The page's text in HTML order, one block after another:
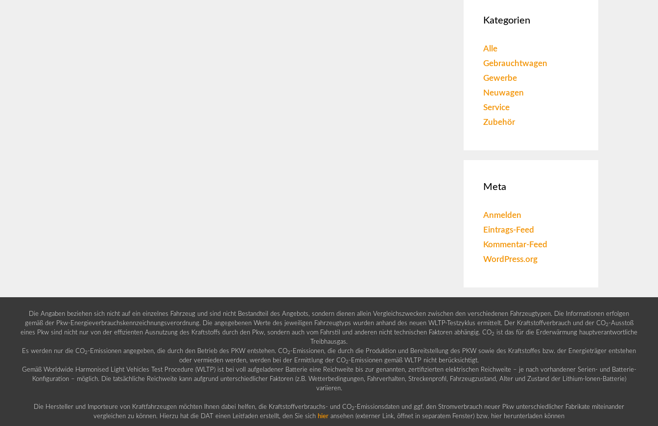
Kategorien
Alle
Gebrauchtwagen
Gewerbe
Neuwagen
Service
Zubehör
Meta
Anmelden
Eintrags-Feed
Kommentar-Feed
WordPress.org
Die Angaben beziehen sich nicht auf ein einzelnes Fahrzeug und sind nicht Bestandteil des Angebots, sondern dienen allein Vergleichszwecken zwischen den verschiedenen Fahrzeugtypen. Die Informationen erfolgen
gemäß der Pkw-Energieverbrauchskennzeichnungsverordnung. Die angegebenen Werte des jeweiligen Fahrzeugtyps wurden anhand des neuen WLTP-Testzyklus ermittelt. Der Kraftstoffverbrauch und der CO2 -Ausstoß
eines Pkw sind nicht nur von der effizienten Ausnutzung des Kraftstoffs durch den Pkw, sondern auch vom Fahrstil und anderen nicht technischen Faktoren abhängig. CO2 ist das für die Erderwärmung hauptverantwortliche
Treibhausgas.
Es werden nur die CO2 -Emissionen angegeben, die durch den Betrieb des PKW entstehen. CO2 -Emissionen, die durch die Produktion und Bereitstellung des PKW sowie des Kraftstoffes bzw. der Energieträger entstehen
oder vermieden werden, werden bei der Ermittlung der CO2 -Emissionen gemäß WLTP nicht berücksichtigt.
Gemäß Worldwide Harmonised Light Vehicles Test Procedure (WLTP) ist bei voll aufgeladener Batterie eine Reichweite bis zur genannten, zertifizierten elektrischen Reichweite – je nach vorhandener Serien- und Batterie-
Konfiguration – möglich. Die tatsächliche Reichweite kann aufgrund unterschiedlicher Faktoren (z.B. Wetterbedingungen, Fahrverhalten, Streckenprofil, Fahrzeugzustand, Alter und Zustand der Lithium-Ionen-Batterie)
variieren.
Die Hersteller und Importeure von Kraftfahrzeugen möchten Ihnen dabei helfen, die Kraftstoffverbrauchs- und CO2 -Emissionsdaten und ggf. den Stromverbrauch neuer Pkw unterschiedlicher Fabrikate miteinander
vergleichen zu können. Hierzu hat die DAT einen Leitfaden erstellt, den Sie sich hier ansehen (externer Link, öffnet in separatem Fenster) bzw. hier herunterladen können